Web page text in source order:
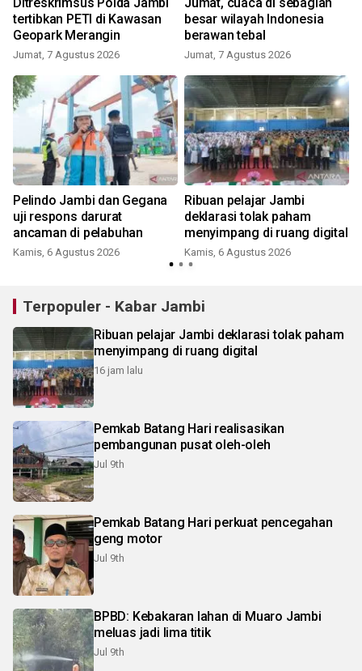
tertibkan PETI di Kawasan
Geopark Merangin
Jumat, 7 Agustus 2026
besar wilayah Indonesia
berawan tebal
Jumat, 7 Agustus 2026
Pelindo Jambi dan Gegana
uji respons darurat
ancaman di pelabuhan
Kamis, 6 Agustus 2026
Ribuan pelajar Jambi
deklarasi tolak paham
menyimpang di ruang digital
Kamis, 6 Agustus 2026
Terpopuler - Kabar Jambi
Ribuan pelajar Jambi deklarasi tolak paham
menyimpang di ruang digital
16 jam lalu
Pemkab Batang Hari realisasikan
pembangunan pusat oleh-oleh
Jul 9th
Pemkab Batang Hari perkuat pencegahan
geng motor
Jul 9th
BPBD: Kebakaran lahan di Muaro Jambi
meluas jadi lima titik
Jul 9th